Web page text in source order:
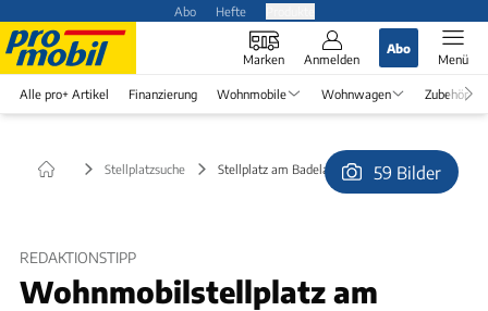
Abo Hefte
Marken Anmelden
Abo
Menü
Alle pro+ Artikel Finanzierung Wohnmobile Wohnwagen Zubehör
Stellplatzsuche Stellplatz am Badeland in Celle59 Bilder
REDAKTIONSTIPP
Wohnmobilstellplatz am